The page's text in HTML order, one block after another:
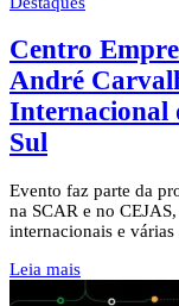
Centro
André
Internacional
Sul
Evento faz parte da
na SCAR e no
internacionais e
Leia mais